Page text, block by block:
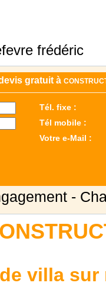
frédéric
gratuit à
Tél. fixe :
Tél mobile :
Votre e-Mail :
-
villa sur